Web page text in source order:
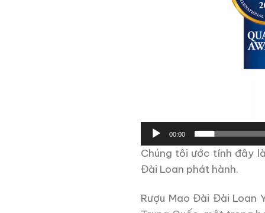
00:00
Chúng tôi ước tính đây
Đài Loan phát hành.
Rượu Mao Đài Đài Loan